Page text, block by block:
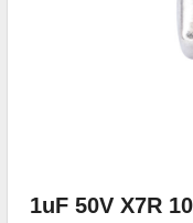
1uF 50V X7R